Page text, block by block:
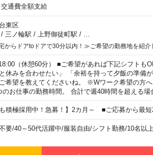
交通費全額支給
東区
/ 三ノ輪駅 / 上野御徒町駅 /
からドアtoドアで30分以内！≫ご希望の勤務地を紹介
（休憩60分） ■ご希望があれば下記シフトも
と休みを合わせたい」 「余裕を持って夕飯の準備
希望を教えてくださいね。 ※Wワーク希望の方
のお仕事の勤務時間。 合計で週40時間を超える場
も積極採用中！急募！】2カ月～ ■ご応募から最
要/40～50代活躍中/服装自由/シフト勤務/10名以